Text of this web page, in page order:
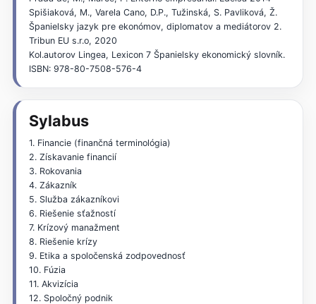
Spišiaková, M., Varela Cano, D.P., Tužinská, S. Pavliková, Ž.
Španielsky jazyk pre ekonómov, diplomatov a mediátorov 2.
Tribun EU s.r.o, 2020
Kol.autorov Lingea, Lexicon 7 Španielsky ekonomický slovník.
ISBN: 978-80-7508-576-4
Sylabus
1. Financie (finančná terminológia)
2. Získavanie financií
3. Rokovania
4. Zákazník
5. Služba zákazníkovi
6. Riešenie sťažností
7. Krízový manažment
8. Riešenie krízy
9. Etika a spoločenská zodpovednosť
10. Fúzia
11. Akvizícia
12. Spoločný podnik